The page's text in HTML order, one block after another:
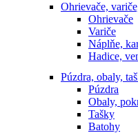
Ohrievače,
Ohrievače
Variče
Náplňe,
Hadice,
Púzdra, obaly,
Púzdra
Obaly,
Tašky
Batohy